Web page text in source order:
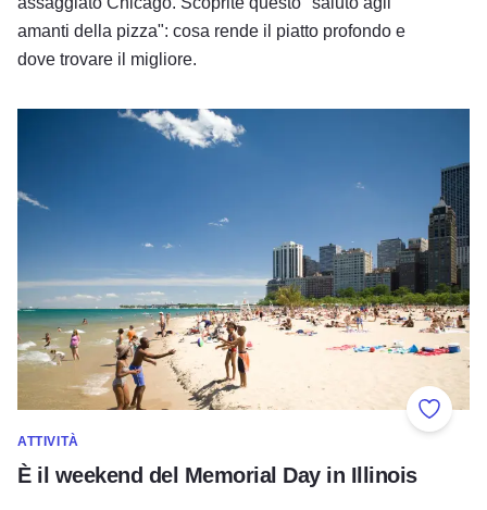
amanti della pizza": cosa rende il piatto profondo e
dove trovare il migliore.
ATTIVITÀ
È il weekend del Memorial Day in Illinois
È il weekend del Memorial Day in Illinois